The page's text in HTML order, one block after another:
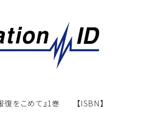
復をこめて』1巻 【ISBN】